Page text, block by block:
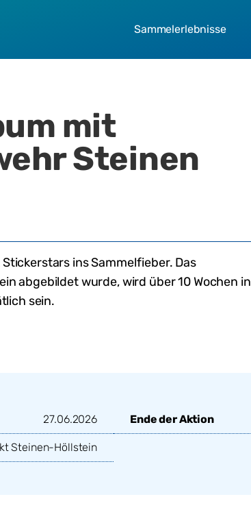
Sammelerlebnisse
mit
Steinen
ins Sammelfieber. Das
abgebildet wurde,wird über 10 Wochen in
sein.
27.06.2026 Ende der Aktion
Steinen-Höllstein